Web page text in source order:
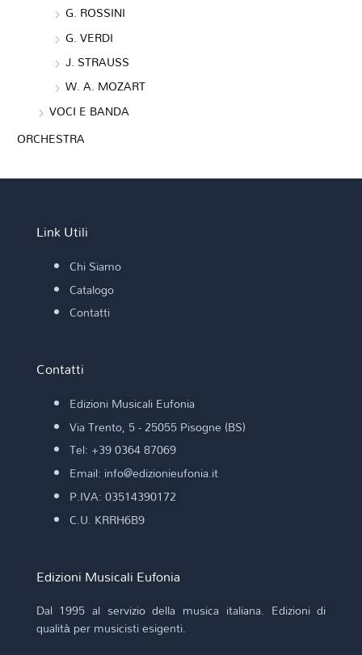
G. ROSSINI
G. VERDI
J. STRAUSS
W. A. MOZART
VOCI E BANDA
ORCHESTRA
Link Utili
Chi Siamo
Catalogo
Contatti
Contatti
Edizioni Musicali Eufonia
Via Trento, 5 - 25055 Pisogne (BS)
Tel: +39 0364 87069
Email: info@edizionieufonia.it
P.IVA: 03514390172
C.U. KRRH6B9
Edizioni Musicali Eufonia
Dal 1995 al servizio della musica italiana. Edizioni di
qualità per musicisti esigenti.